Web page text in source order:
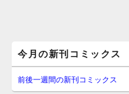
イ
ン
サ
イ
今月の新刊コミックス
前後一週間の新刊コミックス